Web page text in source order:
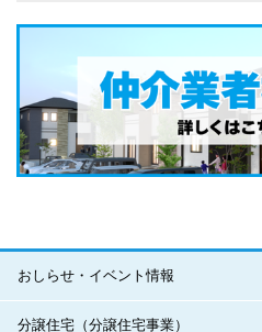
おしらせ・イベント情報
分譲住宅（分譲住宅事業）